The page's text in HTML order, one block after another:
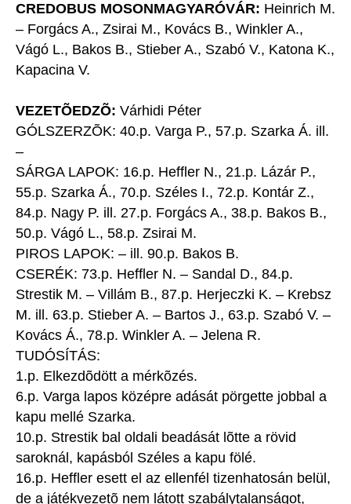
CREDOBUS MOSONMAGYARÓVÁR: Heinrich M.
– Forgács A., Zsirai M., Kovács B., Winkler A.,
Vágó L., Bakos B., Stieber A., Szabó V., Katona K.,
Kapacina V.
VEZETÕEDZÕ: Várhidi Péter
GÓLSZERZÕK: 40.p. Varga P., 57.p. Szarka Á. ill.
–
SÁRGA LAPOK: 16.p. Heffler N., 21.p. Lázár P.,
55.p. Szarka Á., 70.p. Széles I., 72.p. Kontár Z.,
84.p. Nagy P. ill. 27.p. Forgács A., 38.p. Bakos B.,
50.p. Vágó L., 58.p. Zsirai M.
PIROS LAPOK: – ill. 90.p. Bakos B.
CSERÉK: 73.p. Heffler N. – Sandal D., 84.p.
Strestik M. – Villám B., 87.p. Herjeczki K. – Krebsz
M. ill. 63.p. Stieber A. – Bartos J., 63.p. Szabó V. –
Kovács Á., 78.p. Winkler A. – Jelena R.
TUDÓSÍTÁS:
1.p. Elkezdõdött a mérkõzés.
6.p. Varga lapos középre adását pörgette jobbal a
kapu mellé Szarka.
10.p. Strestik bal oldali beadását lõtte a rövid
saroknál, kapásból Széles a kapu fölé.
16.p. Heffler esett el az ellenfél tizenhatosán belül,
de a játékvezetõ nem látott szabálytalanságot,